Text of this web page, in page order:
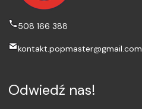
508 166 388
kontakt.popmaster@gmail.com
Odwiedź nas!